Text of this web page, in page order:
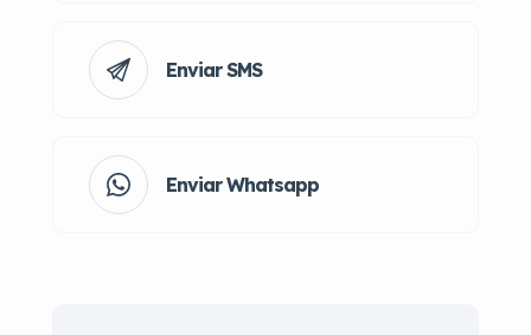
Enviar SMS
Enviar Whatsapp